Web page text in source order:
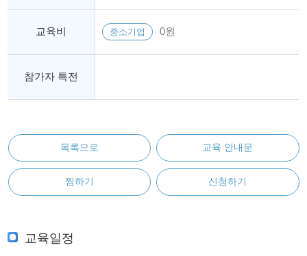
교육비 중소기업 0원
참가자 특전
목록으로 교육 안내문
찜하기 신청하기
교육일정